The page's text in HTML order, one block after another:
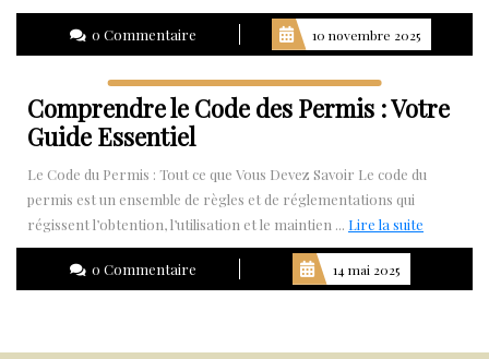
la
0 Commentaire 10 novembre 2025
Comprendre le Code des Permis : Votre
Guide Essentiel
Le Code du Permis : Tout ce que Vous Devez Savoir Le code du
permis est un ensemble de règles et de réglementations qui
régissent l’obtention, l’utilisation et le maintien ... Lire la suite
la
0 Commentaire 14 mai 2025